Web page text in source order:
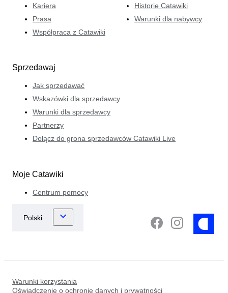
Kariera
Prasa
Współpraca z Catawiki
Historie Catawiki
Warunki dla nabywcy
Sprzedawaj
Jak sprzedawać
Wskazówki dla sprzedawcy
Warunki dla sprzedawcy
Partnerzy
Dołącz do grona sprzedawców Catawiki Live
Moje Catawiki
Centrum pomocy
Warunki korzystania
Oświadczenie o ochronie danych i prywatności